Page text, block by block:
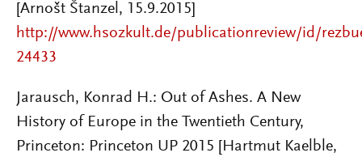
[Arnošt Štanzel, 15.9.2015]
http://www.hsozkult.de/publicationreview/id/
24433
Jarausch, Konrad H.: Out of Ashes. A New
History of Europe in the Twentieth Century,
Princeton: Princeton UP 2015 [Hartmut Kaelble,